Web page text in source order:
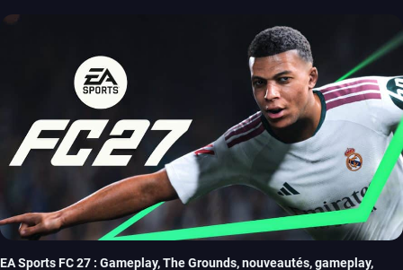
EA Sports FC 27 : Gameplay, The Grounds, nouveautés, gameplay,